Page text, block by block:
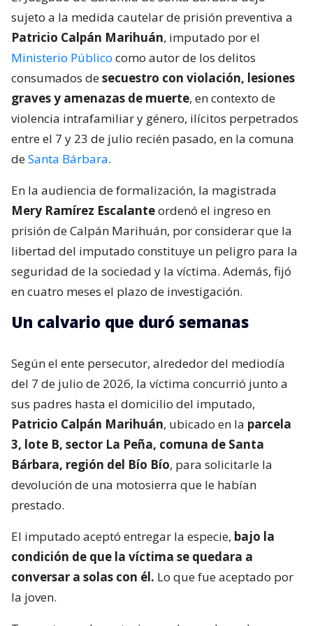
sujeto a la medida cautelar de prisión preventiva a
Patricio Calpán Marihuán, imputado por el
Ministerio Público como autor de los delitos
consumados desecuestro con violación, lesiones
graves y amenazas de muerte, en contexto de
violencia intrafamiliar y género, ilícitos perpetrados
entre el 7 y 23 de julio recién pasado, en la comuna
deSanta Bárbara.
En la audiencia de formalización, la magistrada
Mery Ramírez Escalanteordenó el ingreso en
prisión de Calpán Marihuán, por considerar que la
libertad del imputado constituye un peligro para la
seguridad de la sociedad y la víctima. Además, fijó
en cuatro meses el plazo de investigación.
Un calvario que duró semanas
Según el ente persecutor, alrededor del mediodía
del 7 de julio de 2026, la víctima concurrió junto a
sus padres hasta el domicilio del imputado,
Patricio Calpán Marihuán, ubicado en la parcela
3, lote B, sector La Peña, comuna de Santa
Bárbara, región del Bío Bío, para solicitarle la
devolución de una motosierra que le habían
prestado.
El imputado aceptó entregar la especie, bajo la
condición de que la víctima se quedara a
conversar a solas con él. Lo que fue aceptado por
la joven.